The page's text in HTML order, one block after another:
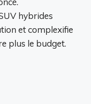
hybrides
et complexifie
plus le budget.